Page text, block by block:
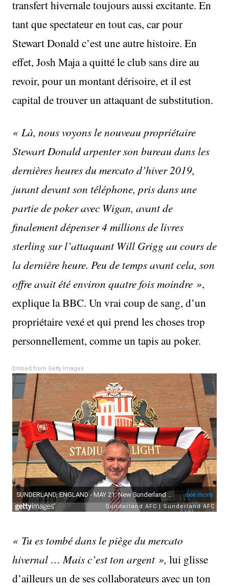
transfert hivernale toujours aussi excitante. En
tant que spectateur en tout cas, car pour
Stewart Donald c’est une autre histoire. En
effet, Josh Maja a quitté le club sans dire au
revoir, pour un montant dérisoire, et il est
capital de trouver un attaquant de substitution.
« Là, nous voyons le nouveau propriétaire
Stewart Donald arpenter son bureau dans les
dernières heures du mercato d’hiver 2019,
jurant devant son téléphone, pris dans une
partie de poker avec Wigan, avant de
finalement dépenser 4 millions de livres
sterling sur l’attaquant Will Grigg au cours de
la dernière heure. Peu de temps avant cela, son
offre avait été environ quatre fois moindre »,
explique la BBC. Un vrai coup de sang, d’un
propriétaire vexé et qui prend les choses trop
personnellement, comme un tapis au poker.
Embed from Getty Images
« Tu es tombé dans le piège du mercato
hivernal … Mais c’est ton argent », lui glisse
d’ailleurs un de ses collaborateurs avec un ton